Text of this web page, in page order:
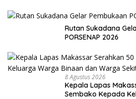
Rutan Sukadana
PORSENAP 2026
8 Agustus 2026
Kepala Lapas
Sembako Kepada